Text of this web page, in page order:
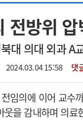
회사소개
전공의(레지던트1년차)
하반기 인턴 모집
통증의학과 임기제 임상의
전방위
대 의대 외과 A
2024.03.04 15:58 댓
임의에 이어 교수
웃을 감내하며 의료